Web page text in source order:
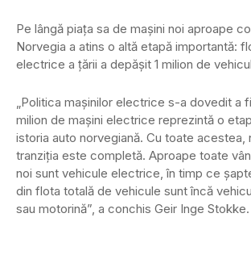
Pe lângă piața sa de mașini noi aproape
Norvegia a atins o altă etapă importantă:
electrice a țării a depășit 1 milion de
„Politica mașinilor electrice s-a dovedit a
milion de mașini electrice reprezintă o
istoria auto norvegiană. Cu toate acestea,
tranziția este completă. Aproape toate
noi sunt vehicule electrice, în timp ce
din flota totală de vehicule sunt încă
sau motorină”, a conchis Geir Inge Stokke.